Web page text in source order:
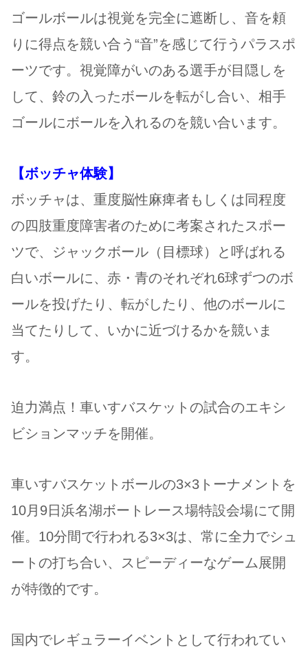
ゴールボールは視覚を完全に遮断し、音を頼
りに得点を競い合う“音”を感じて行うパラスポ
ーツです。視覚障がいのある選手が目隠しを
して、鈴の入ったボールを転がし合い、相手
ゴールにボールを入れるのを競い合います。
【ボッチャ体験】
ボッチャは、重度脳性麻痺者もしくは同程度
の四肢重度障害者のために考案されたスポー
ツで、ジャックボール（目標球）と呼ばれる
白いボールに、赤・青のそれぞれ6球ずつのボ
ールを投げたり、転がしたり、他のボールに
当てたりして、いかに近づけるかを競いま
す。
迫力満点！車いすバスケットの試合のエキシ
ビションマッチを開催。
車いすバスケットボールの3×3トーナメントを
10月9日浜名湖ボートレース場特設会場にて開
催。10分間で行われる3×3は、常に全力でシュ
ートの打ち合い、スピーディーなゲーム展開
が特徴的です。
国内でレギュラーイベントとして行われてい